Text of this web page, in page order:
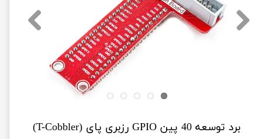
برد توسعه 40 پین GPIO رزبری پای (T-Cobbler)